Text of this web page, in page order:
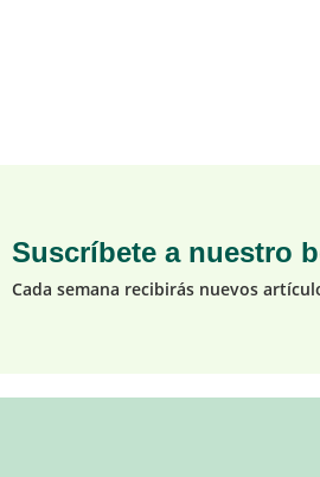
Suscríbete a nuestro
Cada semana recibirás nuevos